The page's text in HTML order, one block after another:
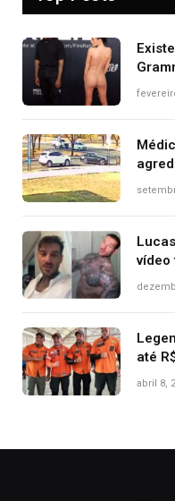
após
vídeo
diz
até
abril 8,